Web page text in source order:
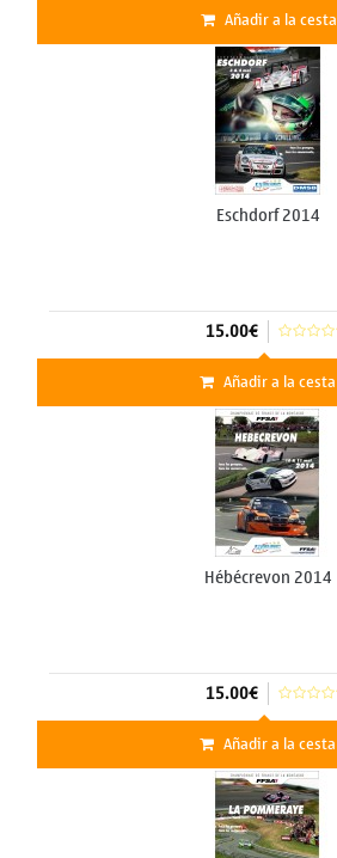
Añadir a la cesta
Eschdorf 2014
15.00€
Añadir a la cesta
Hébécrevon 2014
15.00€
Añadir a la cesta